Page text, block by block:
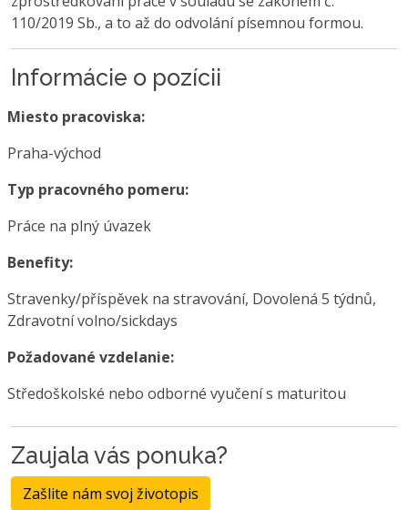
110/2019 Sb., a to až do odvolání písemnou formou.
Informácie o pozícii
Miesto pracoviska:
Praha-východ
Typ pracovného pomeru:
Práce na plný úvazek
Benefity:
Stravenky/příspěvek na stravování, Dovolená 5 týdnů,
Zdravotní volno/sickdays
Požadované vzdelanie:
Středoškolské nebo odborné vyučení s maturitou
Zaujala vás ponuka?
Zašlite nám svoj životopis